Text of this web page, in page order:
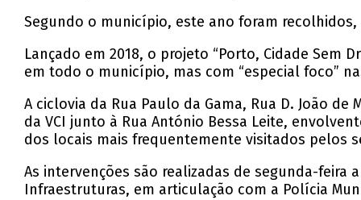
Segundo o município, este ano foram recolhidos,
Lançado em 2018, o projeto “Porto, Cidade
em todo o município, mas com “especial foco”
A ciclovia da Rua Paulo da Gama, Rua D. João
da VCI junto à Rua António Bessa Leite,
dos locais mais frequentemente visitados pelos
As intervenções são realizadas de segunda-feira
Infraestruturas, em articulação com a Polícia